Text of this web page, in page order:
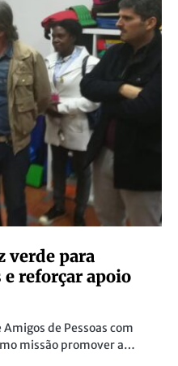
verde para
reforçar apoio
Amigos de Pessoas com
missão promover a…